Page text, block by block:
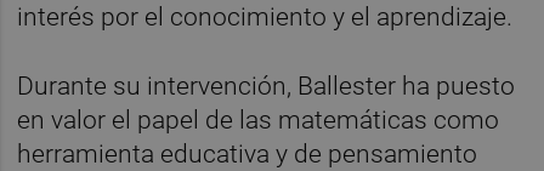
interés por el conocimiento y el aprendizaje.
Durante su intervención, Ballester ha puesto
en valor el papel de las matemáticas como
herramienta educativa y de pensamiento